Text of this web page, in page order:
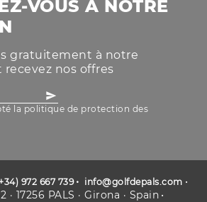
VOUS A NOTRE
gratuitement à notre
nos offres
la politique de protection des
972 667 739 info@golfdepals.com
· 17256 PALS · Girona · Spain